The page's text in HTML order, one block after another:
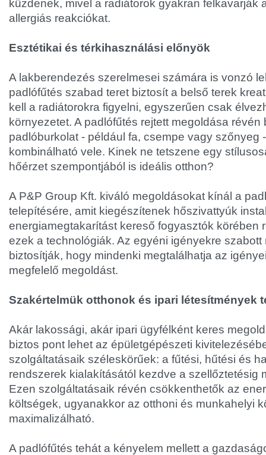
küzdenek, mivel a radiátorok gyakran felkavarják
allergiás reakciókat.
Esztétikai és térkihasználási előnyök
A lakberendezés szerelmesei számára is vonzó
padlófűtés szabad teret biztosít a belső terek
kell a radiátorokra figyelni, egyszerűen csak
környezetet. A padlófűtés rejtett megoldása révén
padlóburkolat - például fa, csempe vagy szőnyeg
kombinálható vele. Kinek ne tetszene egy
hőérzet szempontjából is ideális otthon?
A P&P Group Kft. kiváló megoldásokat kínál a
telepítésére, amit kiegészítenek hőszivattyúk
energiamegtakarítást kereső fogyasztók körében
ezek a technológiák. Az egyéni igényekre szabott
biztosítják, hogy mindenki megtalálhatja az
megfelelő megoldást.
Szakértelmük otthonok és ipari létesítmények
Akár lakossági, akár ipari ügyfélként keres
biztos pont lehet az épületgépészeti
szolgáltatásaik széleskörűek: a fűtési, hűtési és
rendszerek kialakításától kezdve a szellőztetésig
Ezen szolgáltatásaik révén csökkenthetők az
költségek, ugyanakkor az otthoni és munkahelyi
maximalizálható.
A padlófűtés tehát a kényelem mellett a